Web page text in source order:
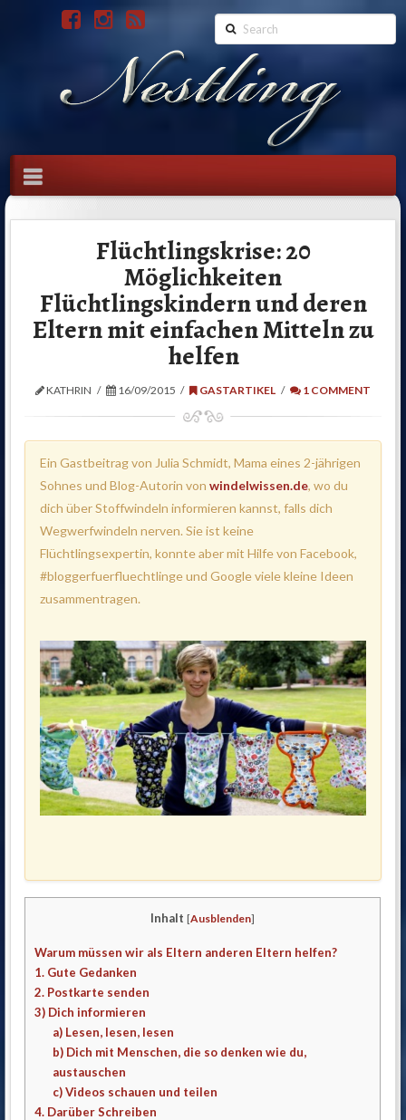
Search
Navigation
Flüchtlingskrise: 20
Möglichkeiten
Flüchtlingskindern und deren
Eltern mit einfachen Mitteln zu
helfen
KATHRIN 16/09/2015 GASTARTIKEL 1 COMMENT
Ein Gastbeitrag von Julia Schmidt, Mama eines 2-jährigen
Sohnes und Blog-Autorin vonwindelwissen.de, wo du
dich über Stoffwindeln informieren kannst, falls dich
Wegwerfwindeln nerven.Sie ist keine
Flüchtlingsexpertin, konnte aber mit Hilfe von Facebook,
#bloggerfuerfluechtlinge und Google viele kleine Ideen
zusammentragen.
Inhalt [Ausblenden]
Warum müssen wir als Eltern anderen Eltern helfen?
1. Gute Gedanken
2. Postkarte senden
3) Dich informieren
a) Lesen, lesen, lesen
b) Dich mit Menschen, die so denken wie du,
austauschen
c) Videos schauen und teilen
4. Darüber Schreiben